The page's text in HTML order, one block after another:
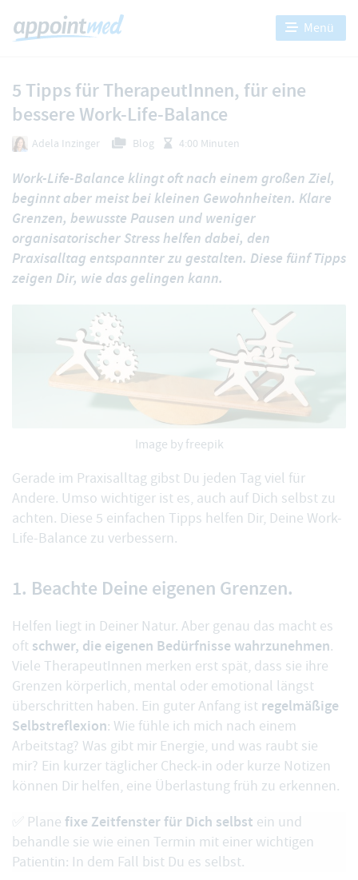
Menü
5 Tipps für TherapeutInnen, für eine
bessere Work-Life-Balance
Adela Inzinger Blog 4:00 Minuten
Work-Life-Balance klingt oft nach einem großen Ziel,
beginnt aber meist bei kleinen Gewohnheiten. Klare
Grenzen, bewusste Pausen und weniger
organisatorischer Stress helfen dabei, den
Praxisalltag entspannter zu gestalten. Diese fünf Tipps
zeigen Dir, wie das gelingen kann.
Image by freepik
Gerade im Praxisalltag gibst Du jeden Tag viel für
Andere. Umso wichtiger ist es, auch auf Dich selbst zu
achten. Diese 5 einfachen Tipps helfen Dir, Deine Work-
Life-Balance zu verbessern.
1. Beachte Deine eigenen Grenzen.
Helfen liegt in Deiner Natur. Aber genau das macht es
oft schwer, die eigenen Bedürfnisse wahrzunehmen.
Viele TherapeutInnen merken erst spät, dass sie ihre
Grenzen körperlich, mental oder emotional längst
überschritten haben. Ein guter Anfang ist regelmäßige
Selbstreflexion: Wie fühle ich mich nach einem
Arbeitstag? Was gibt mir Energie, und was raubt sie
mir? Ein kurzer täglicher Check-in oder kurze Notizen
können Dir helfen, eine Überlastung früh zu erkennen.
✅ Plane fixe Zeitfenster für Dich selbst ein und
behandle sie wie einen Termin mit einer wichtigen
Patientin: In dem Fall bist Du es selbst.